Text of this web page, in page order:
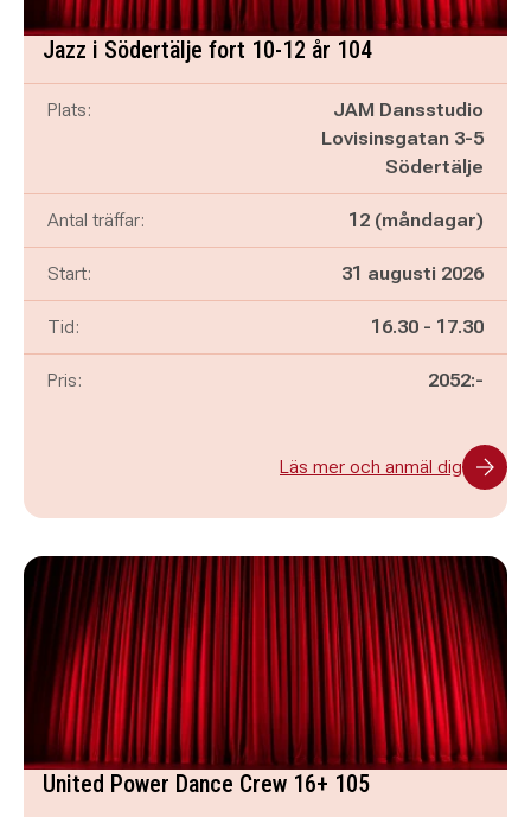
Jazz i Södertälje fort 10-12 år 104
Plats:
JAM Dansstudio
Lovisinsgatan 3-5
Södertälje
Antal träffar: 12 (måndagar)
Start: 31 augusti 2026
Tid: Pågår mellan
16.30 - och
17.30
Pris: 2052:-
Läs mer och anmäl dig
United Power Dance Crew 16+ 105